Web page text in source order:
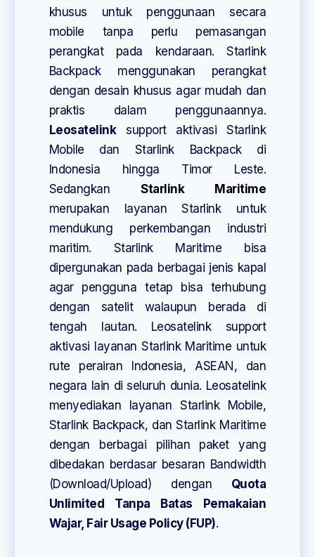
khusus untuk penggunaan secara
mobile tanpa perlu pemasangan
perangkat pada kendaraan. Starlink
Backpack menggunakan perangkat
dengan desain khusus agar mudah dan
praktis dalam penggunaannya.
Leosatelinksupport aktivasi Starlink
Mobile dan Starlink Backpack di
Indonesia hingga Timor Leste.
SedangkanStarlink Maritime
merupakan layanan Starlink untuk
mendukung perkembangan industri
maritim. Starlink Maritime bisa
dipergunakan pada berbagai jenis kapal
agar pengguna tetap bisa terhubung
dengan satelit walaupun berada di
tengah lautan. Leosatelink support
aktivasi layanan Starlink Maritime untuk
rute perairan Indonesia, ASEAN, dan
negara lain di seluruh dunia. Leosatelink
menyediakan layanan Starlink Mobile,
Starlink Backpack, dan Starlink Maritime
dengan berbagai pilihan paket yang
dibedakan berdasar besaran Bandwidth
(Download/Upload) dengan Quota
Unlimited Tanpa Batas Pemakaian
Wajar, Fair Usage Policy (FUP).